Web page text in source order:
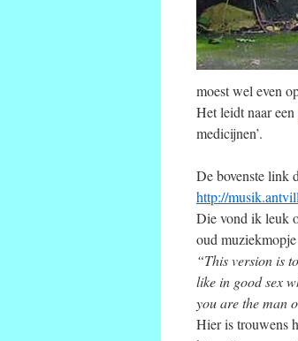
moest wel even
Het leidt naar een
medicijnen’.
De bovenste link
http://
Die vond ik leuk
oud
“This version is
like in good sex
you are the man
Hier is trouwens